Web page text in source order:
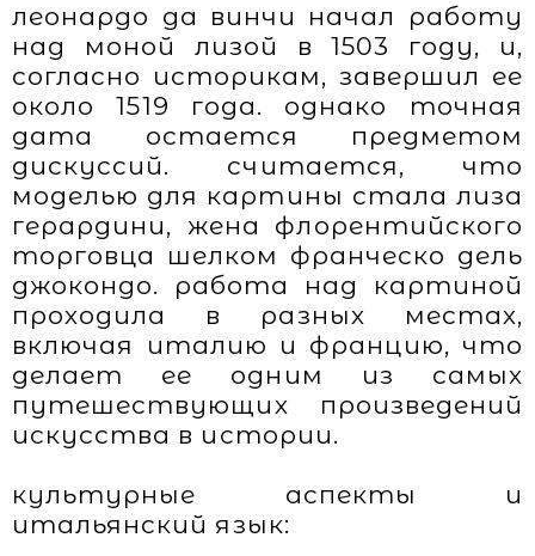
леонардо да винчи начал работу
над моной лизой в 1503 году, и,
согласно историкам, завершил ее
около 1519 года. однако точная
дата остается предметом
дискуссий. считается, что
моделью для картины стала лиза
герардини, жена флорентийского
торговца шелком франческо дель
джокондо. работа над картиной
проходила в разных местах,
включая италию и францию, что
делает ее одним из самых
путешествующих произведений
искусства в истории.
культурные аспекты и
итальянский язык: